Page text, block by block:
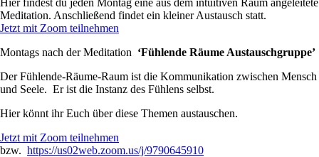
Meditation. Anschließend findet ein kleiner Austausch statt.
Jetzt mit Zoom teilnehmen
Montags nach der Meditation ‘Fühlende Räume Austauschgruppe’
Der Fühlende-Räume-Raum ist die Kommunikation zwischen Mensch
und Seele. Er ist die Instanz des Fühlens selbst.
Hier könnt ihr Euch über diese Themen austauschen.
Jetzt mit Zoom teilnehmen
bzw. https://us02web.zoom.us/j/9790645910